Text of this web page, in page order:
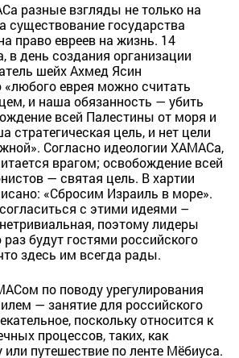
разные взгляды не только на
существование государства
право евреев на жизнь. 14
в день создания организации
шейх Ахмед Ясин
«любого еврея можно считать
и наша обязанность — убить
всей Палестины от моря и
цель, и нет цели
Согласно идеологии ХАМАСа,
врагом; освобождение всей
— святая цель. В хартии
«Сбросим Израиль в море».
с этими идеями –
поэтому лидеры
будут гостями российского
здесь им всегда рады.
по поводу урегулирования
— занятие для российского
поскольку относится к
процессов, таких, как
или путешествие по ленте Мёбиуса.